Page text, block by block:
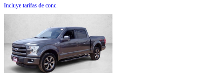
Incluye tarifas de conc.